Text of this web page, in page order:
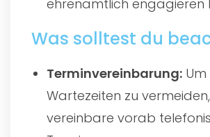
ehrenamtlich engagieren
Was solltest du
Terminvereinbarung: Um
Wartezeiten zu vermeiden,
vereinbare vorab